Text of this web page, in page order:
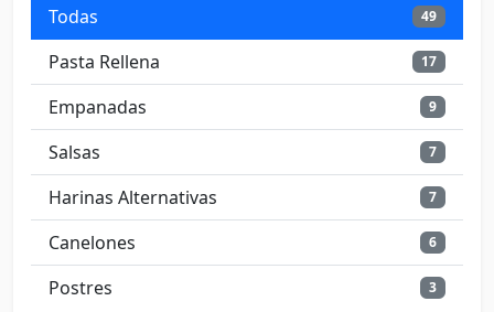
Todas
49
Pasta Rellena 17
Empanadas 9
Salsas 7
Harinas Alternativas 7
Canelones 6
Postres 3